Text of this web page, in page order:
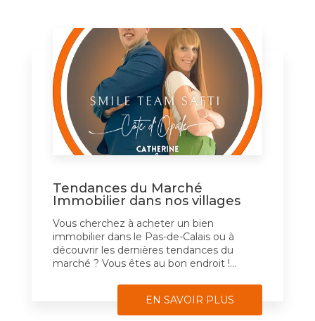
Tendances du Marché
Immobilier dans nos villages
Vous cherchez à acheter un bien
immobilier dans le Pas-de-Calais ou à
découvrir les dernières tendances du
marché ? Vous êtes au bon endroit !...
EN SAVOIR PLUS